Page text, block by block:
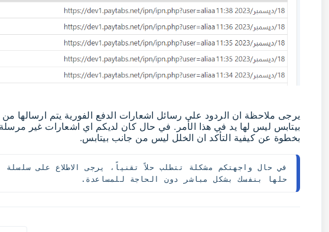
يرجى ملاحظة ان الردود على رسائل اشعارات الدفع الفورية يتم ارسالها
بيتابس ليس لها يد في هذا الأمر. في حال كان لديكم اي اشعارات غير مرسلة
بخطوة عن كيفية التأكد ان الخلل ليس من جانب بيتابس.
في حال واجهتكم مشكلة تتطلب حلاً تقنياً، يرجى الاطلاع على سلسلة
حلها بنفسك بشكل مباشر دون الحاجة للمساعدة.